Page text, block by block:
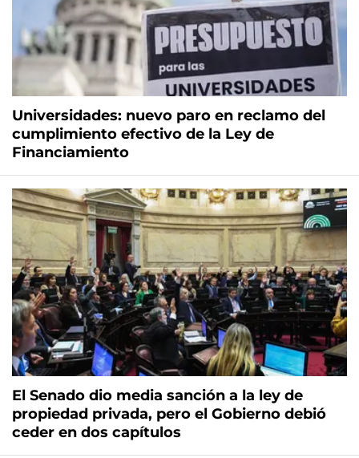
Universidades: nuevo paro en reclamo del
cumplimiento efectivo de la Ley de
Financiamiento
El Senado dio media sanción a la ley de
propiedad privada, pero el Gobierno debió
ceder en dos capítulos